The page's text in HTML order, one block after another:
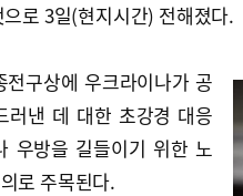
로 3일(현지시간) 전해졌다.
전구상에 우크라이나가 공
러낸 데 대한 초강경 대응
우방을 길들이기 위한 노
로 주목된다.